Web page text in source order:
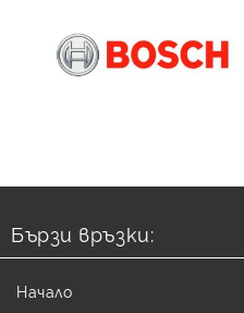
Бързи връзки:
Начало